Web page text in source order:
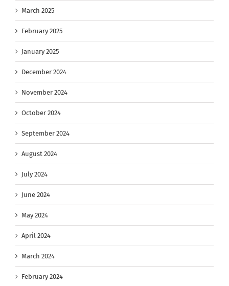
March 2025
February 2025
January 2025
December 2024
November 2024
October 2024
September 2024
August 2024
July 2024
June 2024
May 2024
April 2024
March 2024
February 2024